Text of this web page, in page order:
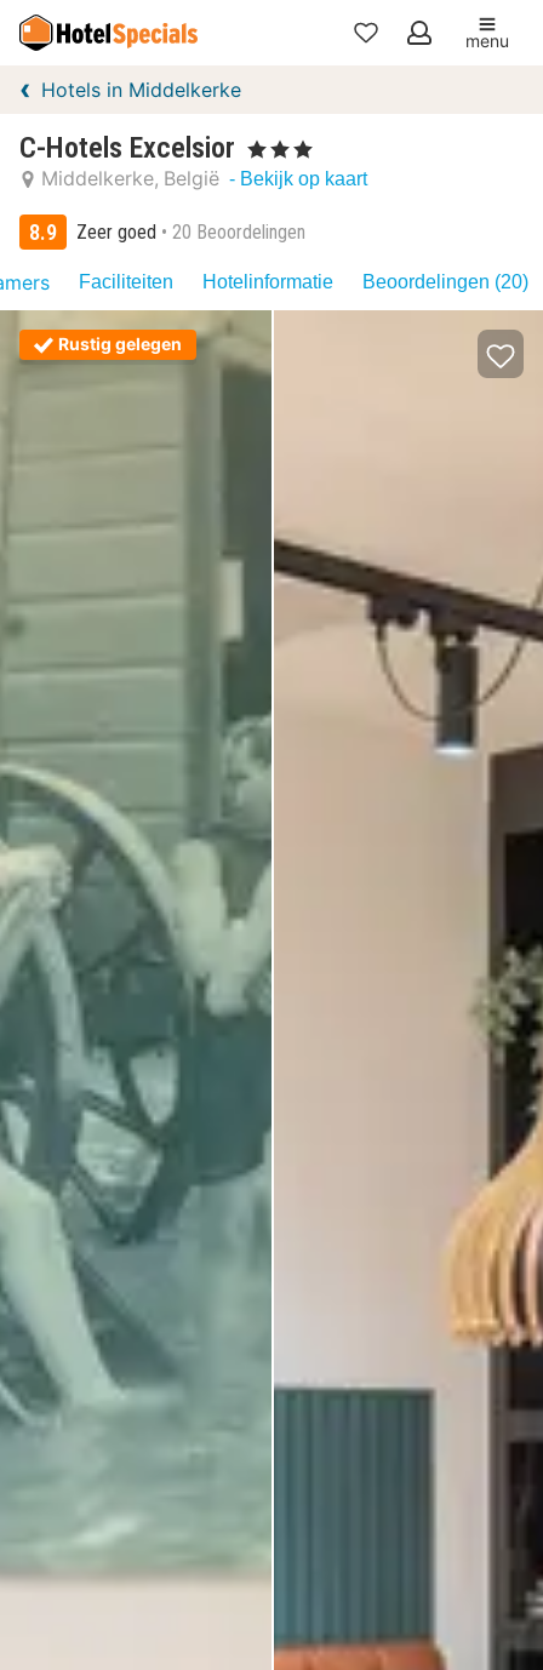
Mijn
menu
Hotels in Middelkerke
C-Hotels Excelsior , 3 Sterren
Middelkerke België - Bekijk op kaart
8.9 Zeer goed 20 Beoordelingen
Faciliteiten Hotelinformatie Beoordelingen (20)
Rustig gelegen